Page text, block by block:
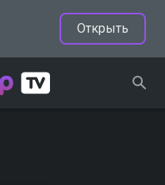
Открыть